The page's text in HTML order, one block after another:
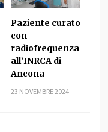
Paziente curato
con
radiofrequenza
all’INRCA di
Ancona
23 NOVEMBRE 2024